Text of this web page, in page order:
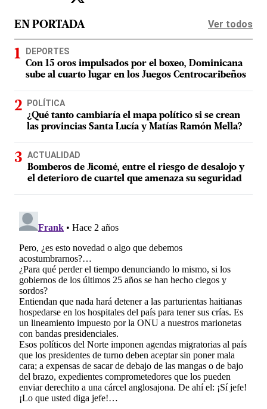
EN PORTADA Ver todos
DEPORTES
Con 15 oros impulsados por el boxeo, Dominicana
sube al cuarto lugar en los Juegos Centrocaribeños
POLÍTICA
¿Qué tanto cambiaría el mapa político si se crean
las provincias Santa Lucía y Matías Ramón Mella?
ACTUALIDAD
Bomberos de Jicomé, entre el riesgo de desalojo y
el deterioro de cuartel que amenaza su seguridad